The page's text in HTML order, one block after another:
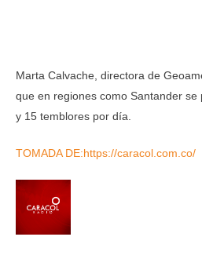
Marta Calvache, directora de
que en regiones como Santander
y 15 temblores por día.
TOMADA DE:https://caracol.com.co/